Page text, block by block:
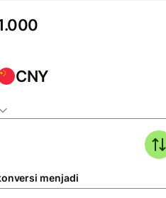
CNY
menjadi